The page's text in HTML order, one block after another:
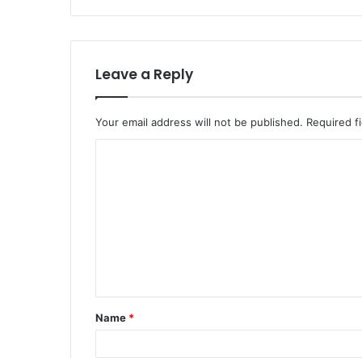
Leave a Reply
Your email address will not be published. Required
t
*
Name *